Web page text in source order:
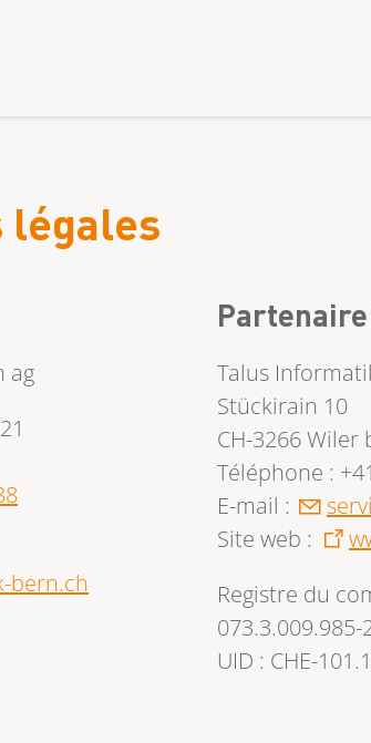
légales
ag
bern.ch
Talus
Stückirain 10
CH-3266 Wiler
Téléphone :
E-mail :
Site web :
Registre du
073.3.009.985-
UID : CHE-